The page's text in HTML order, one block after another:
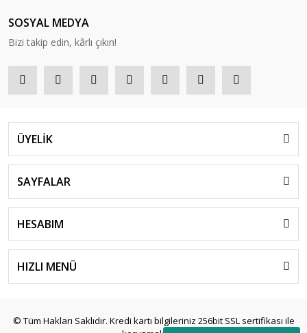
SOSYAL MEDYA
Bizi takip edin, kârlı çıkın!
ÜYELİK
SAYFALAR
HESABIM
HIZLI MENÜ
© Tüm Hakları Saklıdır. Kredi kartı bilgileriniz 256bit SSL sertifikası ile